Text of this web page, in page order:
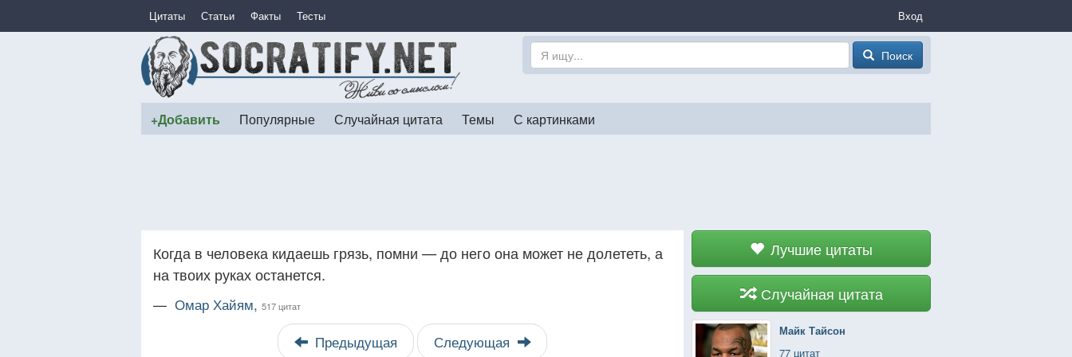
Цитаты Статьи Факты Тесты Вход
Поиск
+Добавить Популярные Случайная цитата Темы С картинками
Лучшие цитаты
Случайная цитата
Майк Тайсон
77 цитат
Когда в человека кидаешь грязь, помни — до него она может не долететь, а
на твоих руках останется.
— Омар Хайям, 517 цитат
Предыдущая Следующая